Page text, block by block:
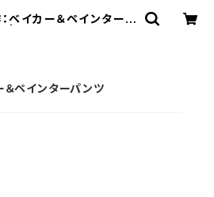
ベイカー＆ペインターパ
ペインターパンツ